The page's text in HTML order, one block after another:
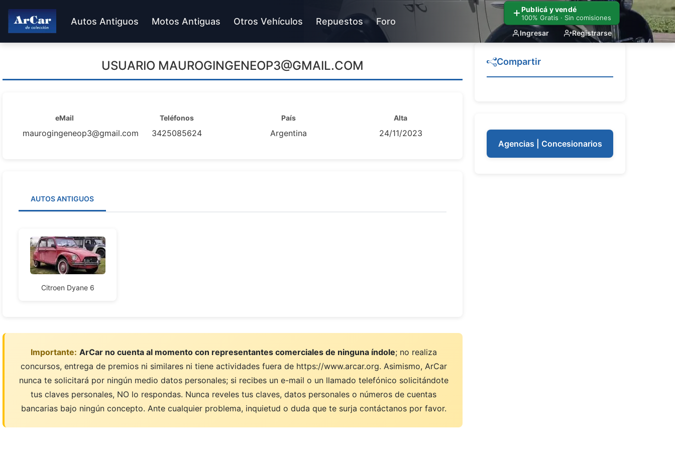
Publicá y vendé
100% Gratis · Sin comisiones
Ingresar Registrarse
Autos Antiguos Motos Antiguas Otros Vehículos Repuestos Foro
USUARIO MAUROGINGENEOP3@GMAIL.COM
eMail
maurogingeneop3@gmail.com
Teléfonos
3425085624
País
Argentina
Alta
24/11/2023
AUTOS ANTIGUOS
Citroen Dyane 6
Importante: ArCar no cuenta al momento con representantes comerciales de ninguna índole; no realiza
concursos, entrega de premios ni similares ni tiene actividades fuera de https://www.arcar.org. Asimismo, ArCar
nunca te solicitará por ningún medio datos personales; si recibes un e-mail o un llamado telefónico solicitándote
tus claves personales, NO lo respondas. Nunca reveles tus claves, datos personales o números de cuentas
bancarias bajo ningún concepto. Ante cualquier problema, inquietud o duda que te surja contáctanos por favor.
Compartir
Agencias | Concesionarios